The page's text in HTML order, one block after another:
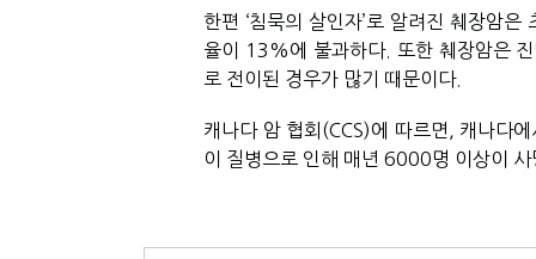
한편 ‘침묵의 살인자’로 알려진 췌장암
율이 13%에 불과하다. 또한 췌장암은
로 전이된 경우가 많기 때문이다.
캐나다 암 협회(CCS)에 따르면, 캐나다
이 질병으로 인해 매년 6000명 이상이 사